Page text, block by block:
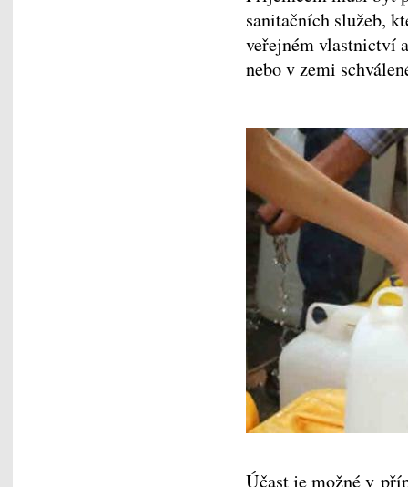
sanitačních služeb,
veřejném vlastnictví
nebo v zemi
Účast je možné v